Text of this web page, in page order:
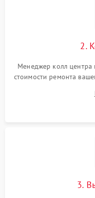
2.
Менеджер колл центра
стоимости ремонта
3.